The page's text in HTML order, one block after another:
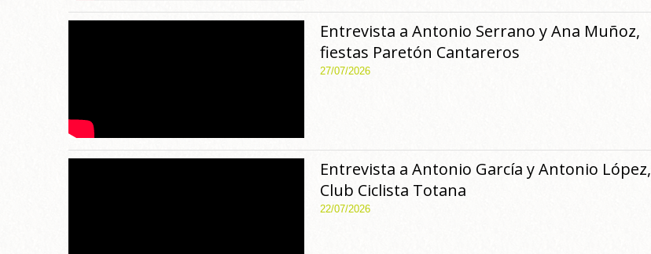
Entrevista a Antonio Serrano y Ana Muñoz,
fiestas Paretón Cantareros
27/07/2026
Entrevista a Antonio García y Antonio López,
Club Ciclista Totana
22/07/2026